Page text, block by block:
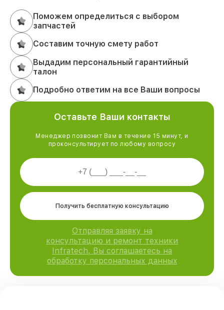
Поможем определиться с выбором
запчастей
Составим точную смету работ
Выдадим персональный гарантийный
талон
Подробно ответим на все Ваши вопросы
Оставьте Ваши контакты
Менеджер позвонит Вам в течение 15 минут, и
проконсультирует по любому вопросу
Получить бесплатную консультацию
Отправляя заявку на
консультацию и ремонт техники
Infratech, Вы соглашаетесь на
обработку персональных данных